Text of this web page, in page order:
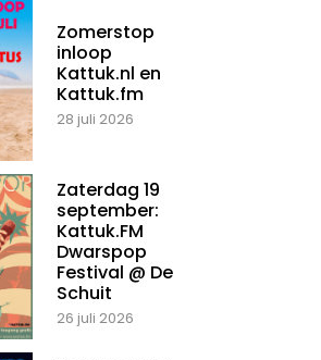
Zomerstop
inloop
Kattuk.nl en
Kattuk.fm
28 juli 2026
Zaterdag 19
september:
Kattuk.FM
Dwarspop
Festival @ De
Schuit
26 juli 2026